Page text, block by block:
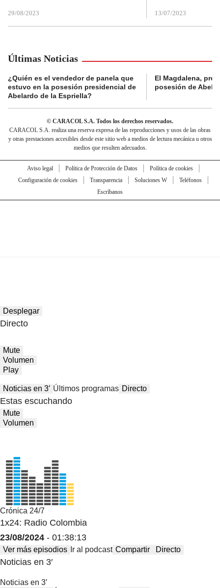
29/08/2023 13/07/2023
Últimas Noticias
¿Quién es el vendedor de panela que
estuvo en la posesión presidencial de
Abelardo de la Espriella?
El Magdalena,
posesión de
© CARACOL S.A. Todos los derechos reservados.
CARACOL S.A. realiza una reserva expresa de las reproducciones y usos de las obras
y otras prestaciones accesibles desde este sitio web a medios de lectura mecánica u otros
medios que resulten adecuados.
Aviso legal Política de Protección de Datos
Política de cookies
Configuración de cookies
Transparencia Soluciones W
Teléfonos
Escríbanos
Desplegar
Directo
Mute
Volumen
Play
Noticias en 3′ Últimos programas Directo
Estas escuchando
Mute
Volumen
Crónica 24/7
1x24: Radio Colombia
23/08/2024 - 01:38:13
Ver más episodios Ir al podcast Compartir Directo
Noticias en 3′
Noticias en 3′